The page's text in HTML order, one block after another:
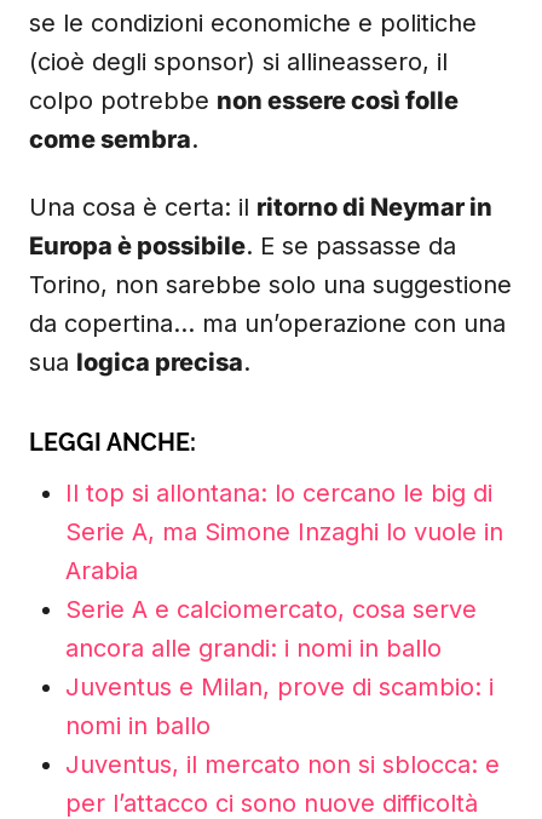
se le condizioni economiche e politiche
(cioè degli sponsor) si allineassero, il
colpo potrebbe non essere così folle
come sembra.
Una cosa è certa: il ritorno di Neymar in
Europa è possibile. E se passasse da
Torino, non sarebbe solo una suggestione
da copertina… ma un’operazione con una
sua logica precisa.
LEGGI ANCHE:
Il top si allontana: lo cercano le big di
Serie A, ma Simone Inzaghi lo vuole in
Arabia
Serie A e calciomercato, cosa serve
ancora alle grandi: i nomi in ballo
Juventus e Milan, prove di scambio: i
nomi in ballo
Juventus, il mercato non si sblocca: e
per l’attacco ci sono nuove difficoltà